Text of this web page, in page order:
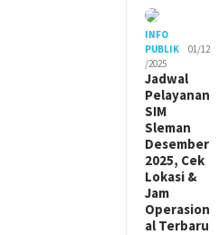
INFO
PUBLIK
01/12
/2025
Jadwal
Pelayanan
SIM
Sleman
Desember
2025, Cek
Lokasi &
Jam
Operasion
al Terbaru